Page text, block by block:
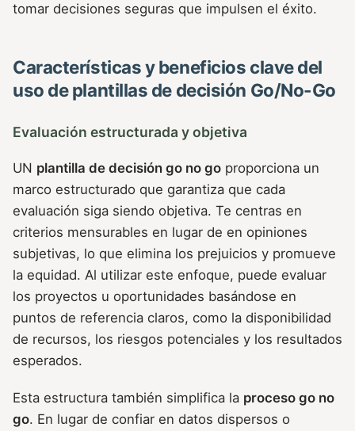
tomar decisiones seguras que impulsen el éxito.
Características y beneficios clave del
uso de plantillas de decisión Go/No-Go
Evaluación estructurada y objetiva
UN plantilla de decisión go no go proporciona un
marco estructurado que garantiza que cada
evaluación siga siendo objetiva. Te centras en
criterios mensurables en lugar de en opiniones
subjetivas, lo que elimina los prejuicios y promueve
la equidad. Al utilizar este enfoque, puede evaluar
los proyectos u oportunidades basándose en
puntos de referencia claros, como la disponibilidad
de recursos, los riesgos potenciales y los resultados
esperados.
Esta estructura también simplifica la proceso go no
go. En lugar de confiar en datos dispersos o